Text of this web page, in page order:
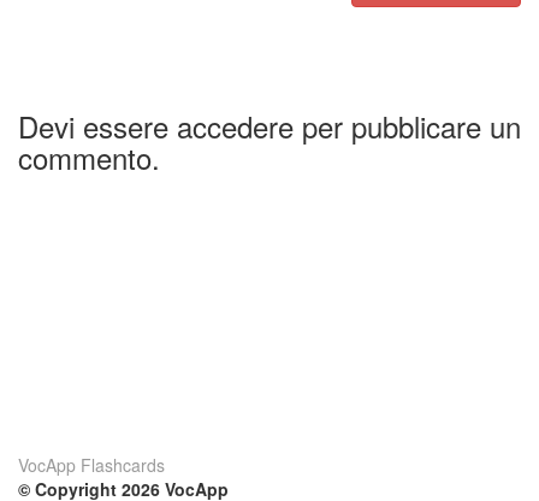
Devi essere accedere per pubblicare un
commento.
VocApp Flashcards
© Copyright 2026 VocApp